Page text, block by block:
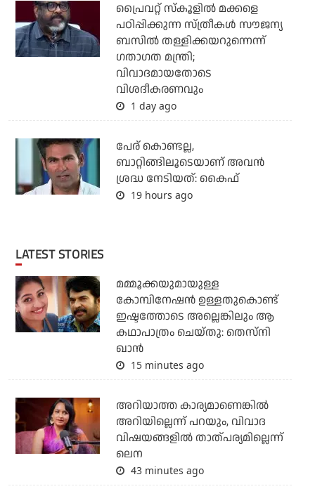
പ്രൈവറ്റ് സ്‌കൂളില്‍ മക്കളെ
പഠിപ്പിക്കുന്ന സ്ത്രീകള്‍ സൗജന്യ
ബസില്‍ തള്ളിക്കയറുന്നെന്ന്
ഗതാഗത മന്ത്രി;
വിവാദമായതോടെ
വിശദീകരണവും
1 day ago
പേര് കൊണ്ടല്ല,
ബാറ്റിങ്ങിലൂടെയാണ് അവൻ
ശ്രദ്ധ നേടിയത്: കൈഫ്
19 hours ago
LATEST STORIES
മമ്മൂക്കയുമായുള്ള
കോമ്പിനേഷൻ ഉള്ളതുകൊണ്ട്
ഇഷ്ടത്തോടെ അല്ലെങ്കിലും ആ
കഥാപാത്രം ചെയ്തു: തെസ്നി
ഖാൻ
15 minutes ago
അറിയാത്ത കാര്യമാണെങ്കിൽ
അറിയില്ലെന്ന് പറയും, വിവാദ
വിഷയങ്ങളിൽ താത്പര്യമില്ലെന്ന്
ലെന
43 minutes ago